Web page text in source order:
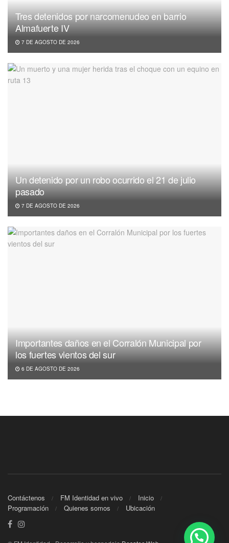
Tres detenidos por narcomenudeo en barrio
Almafuerte IV
7 DE AGOSTO DE 2026
Un detenido por un robo ocurrido el 21 de julio
pasado
7 DE AGOSTO DE 2026
Importantes daños en el Corralón Municipal por
los fuertes vientos del sur
6 DE AGOSTO DE 2026
Contáctenos FM Identidad en vivo
Inicio
Programación
Quienes somos Ubicación